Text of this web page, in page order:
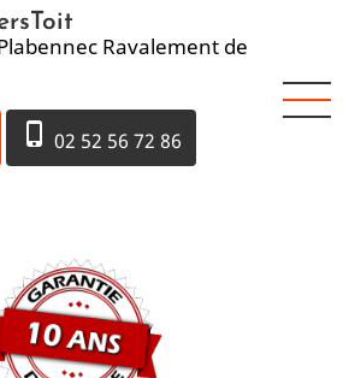
Ravalement de
phone_iphone 02 52 56 72 86